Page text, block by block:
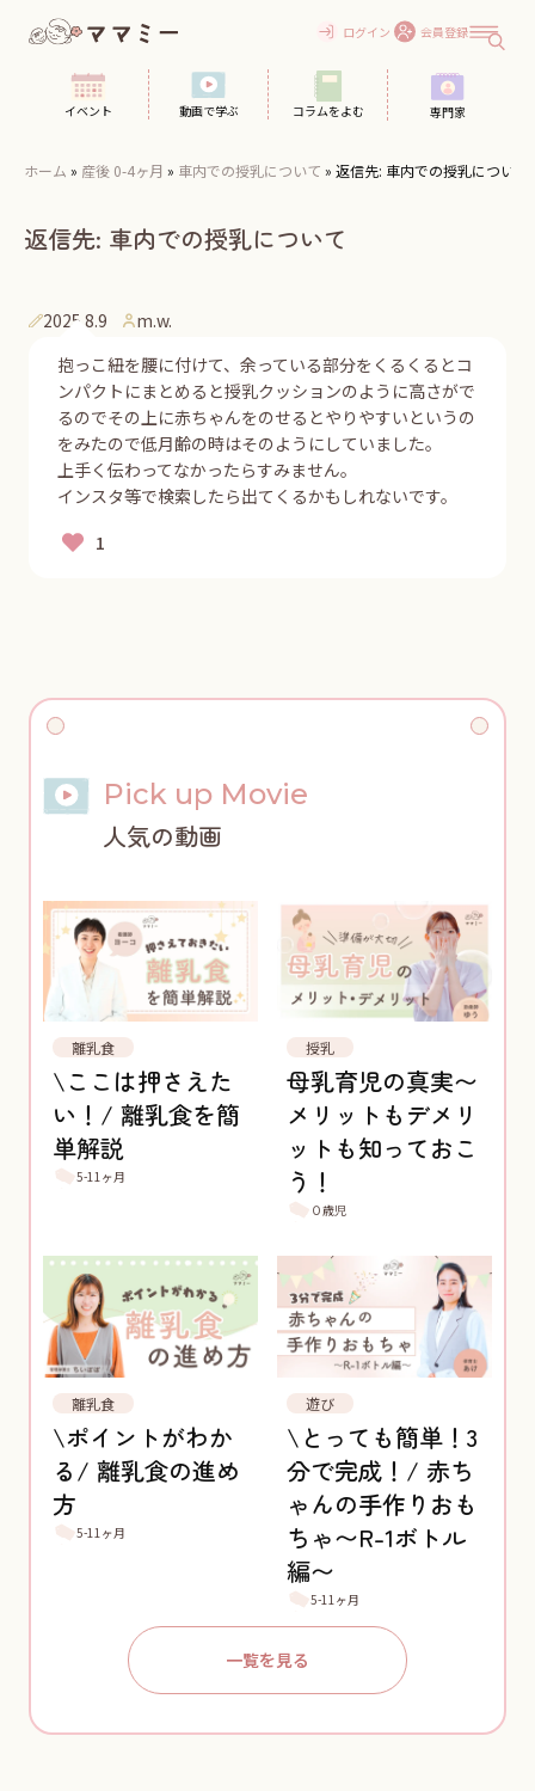
ログイン 会員登録
イベント 動画で学ぶ コラムをよむ 専門家
ホーム » 産後 0-4ヶ月 » 車内での授乳について » 返信先: 車内での授乳について
返信先: 車内での授乳について
m.w.
2025.8.9
抱っこ紐を腰に付けて、余っている部分をくるくるとコ
ンパクトにまとめると授乳クッションのように高さがで
るのでその上に赤ちゃんをのせるとやりやすいというの
をみたので低月齢の時はそのようにしていました。
上手く伝わってなかったらすみません。
インスタ等で検索したら出てくるかもしれないです。
Pick up Movie
人気の動画
離乳食
\ここは押さえた
い！/ 離乳食を簡
単解説
5-11ヶ月
授乳
母乳育児の真実〜
メリットもデメリ
ットも知っておこ
う！
０歳児
離乳食
\ポイントがわか
る/ 離乳食の進め
方
5-11ヶ月
遊び
\とっても簡単！3
分で完成！/ 赤ち
ゃんの手作りおも
ちゃ〜R-1ボトル
編〜
5-11ヶ月
一覧を見る